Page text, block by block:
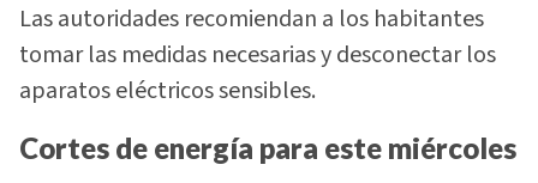
Las autoridades recomiendan a los habitantes
tomar las medidas necesarias y desconectar los
aparatos eléctricos sensibles.
Cortes de energía para este miércoles